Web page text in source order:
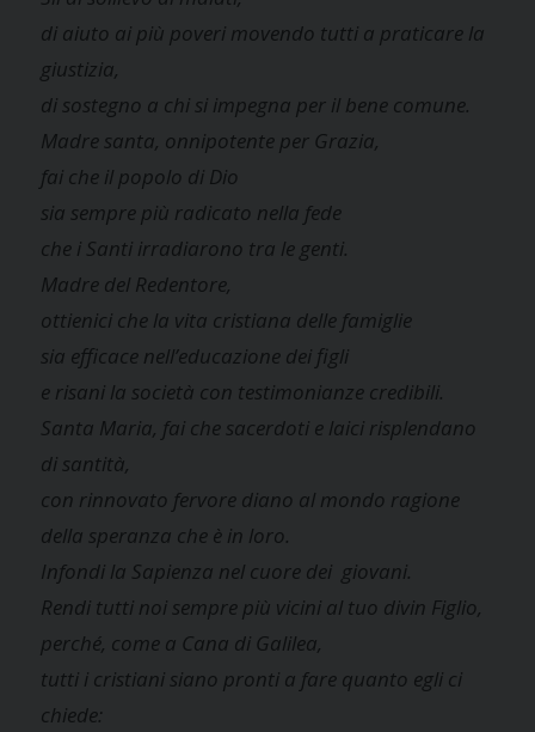
di aiuto ai più poveri movendo tutti a praticare la
giustizia,
di sostegno a chi si impegna per il bene comune.
Madre santa, onnipotente per Grazia,
fai che il popolo di Dio
sia sempre più radicato nella fede
che i Santi irradiarono tra le genti.
Madre del Redentore,
ottienici che la vita cristiana delle famiglie
sia efficace nell’educazione dei figli
e risani la società con testimonianze credibili.
Santa Maria, fai che sacerdoti e laici risplendano
di santità,
con rinnovato fervore diano al mondo ragione
della speranza che è in loro.
Infondi la Sapienza nel cuore dei giovani.
Rendi tutti noi sempre più vicini al tuo divin Figlio,
perché, come a Cana di Galilea,
tutti i cristiani siano pronti a fare quanto egli ci
chiede: